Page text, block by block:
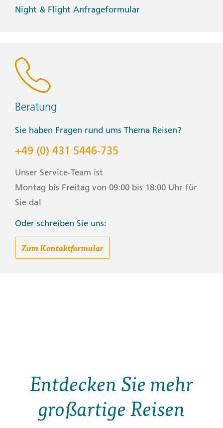
Night & Flight Anfrageformular
Beratung
Sie haben Fragen rund ums Thema Reisen?
+49 (0) 431 5446-735
Unser Service-Team ist
Montag bis Freitag von 09:00 bis 18:00 Uhr für
Sie da!
Oder schreiben Sie uns:
Zum Kontaktformular
Entdecken Sie mehr
großartige Reisen